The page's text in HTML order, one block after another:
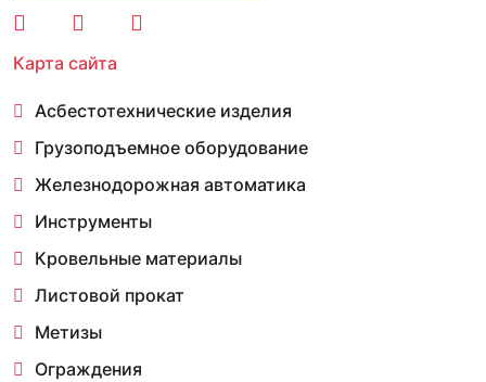
Карта сайта
Асбестотехнические изделия
Грузоподъемное оборудование
Железнодорожная автоматика
Инструменты
Кровельные материалы
Листовой прокат
Метизы
Ограждения